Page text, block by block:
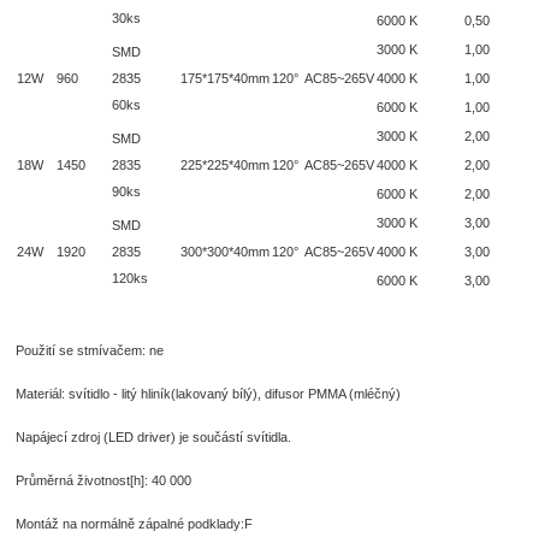
30ks
6000 K
0,50
12W 960
SMD
2835
60ks
175*175*40mm 120° AC85~265V
3000 K
1,00
4000 K
1,00
6000 K
1,00
18W 1450
SMD
2835
90ks
225*225*40mm 120° AC85~265V
3000 K
2,00
4000 K
2,00
6000 K
2,00
24W 1920
SMD
2835
120ks
300*300*40mm 120° AC85~265V
3000 K
3,00
4000 K
3,00
6000 K
3,00
Použití se stmívačem: ne
Materiál: svítidlo - litý hliník(lakovaný bílý), difusor PMMA (mléčný)
Napájecí zdroj (LED driver) je součástí svítidla.
Průměrná životnost[h]: 40 000
Montáž na normálně zápalné podklady:F